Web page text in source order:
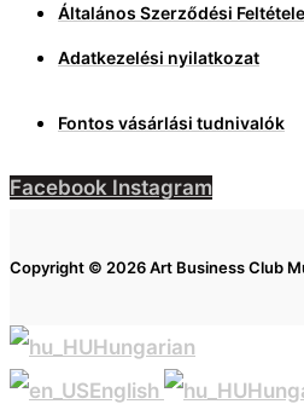
Általános Szerződési
Adatkezelési nyilatkozat
Fontos vásárlási tudnivalók
Facebook Instagram
Copyright © 2026 Art Business Club
Hungarian
English